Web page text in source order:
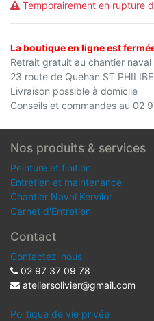
Temporairement en rupture
La boutique en ligne est
Retrait gratuit au chantier naval
23 route de Quehan ST
Livraison possible à domicile
Conseils et commandes au 02
Nos produits & services
Peinture et finition
Entretien et maintenance
Chantier Naval Kervilor
Carnet d'Entretien
Contact
Contactez-nous
02 97 37 09 78
ateliersolivier@gmail.com
Politique de vie privée